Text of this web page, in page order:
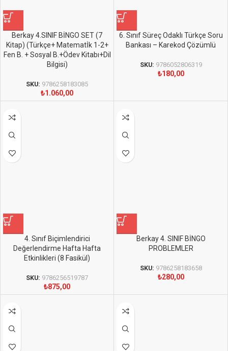
Berkay 4.SINIF BİNGO SET (7
Kitap) (Türkçe+ Matematİk 1-2+
Fen B. + Sosyal B.+Ödev Kitabı+Dil
Bilgisi)
SKU: 9786258183085
₺1.060,00
6. Sınıf Süreç Odaklı Türkçe Soru
Bankası – Karekod Çözümlü
SKU: 9786052806319
₺180,00
4. Sınıf Biçimlendirici
Değerlendirme Hafta Hafta
Etkinlikleri (8 Fasikül)
SKU: 9786256519787
₺875,00
Berkay 4. SINIF BİNGO
PROBLEMLER
SKU: 9786258183658
₺280,00